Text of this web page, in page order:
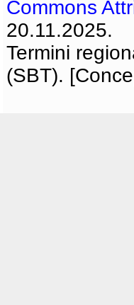
Commons
20.11.2025.
Termini
(SBT).